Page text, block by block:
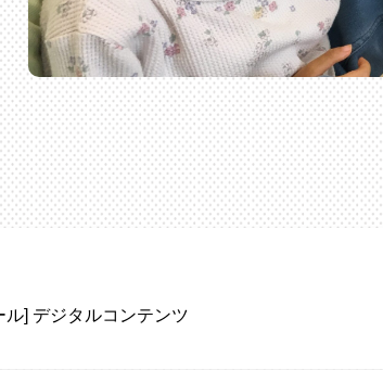
ル] デジタルコンテンツ